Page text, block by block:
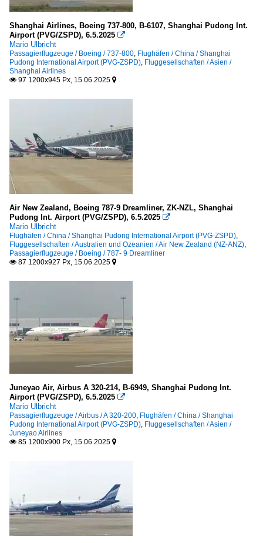
Shanghai Airlines, Boeing 737-800, B-6107, Shanghai Pudong Int.
Airport (PVG/ZSPD), 6.5.2025 
Mario Ulbricht
Passagierflugzeuge / Boeing / 737-800, Flughäfen / China / Shanghai
Pudong International Airport (PVG-ZSPD), Fluggesellschaften / Asien /
Shanghai Airlines
 97 1200x945 Px, 15.06.2025 
Air New Zealand, Boeing 787-9 Dreamliner, ZK-NZL, Shanghai
Pudong Int. Airport (PVG/ZSPD), 6.5.2025 
Mario Ulbricht
Flughäfen / China / Shanghai Pudong International Airport (PVG-ZSPD),
Fluggesellschaften / Australien und Ozeanien / Air New Zealand (NZ-ANZ),
Passagierflugzeuge / Boeing / 787- 9 Dreamliner
 87 1200x927 Px, 15.06.2025 
Juneyao Air, Airbus A 320-214, B-6949, Shanghai Pudong Int.
Airport (PVG/ZSPD), 6.5.2025 
Mario Ulbricht
Passagierflugzeuge / Airbus / A 320-200, Flughäfen / China / Shanghai
Pudong International Airport (PVG-ZSPD), Fluggesellschaften / Asien /
Juneyao Airlines
 85 1200x900 Px, 15.06.2025 